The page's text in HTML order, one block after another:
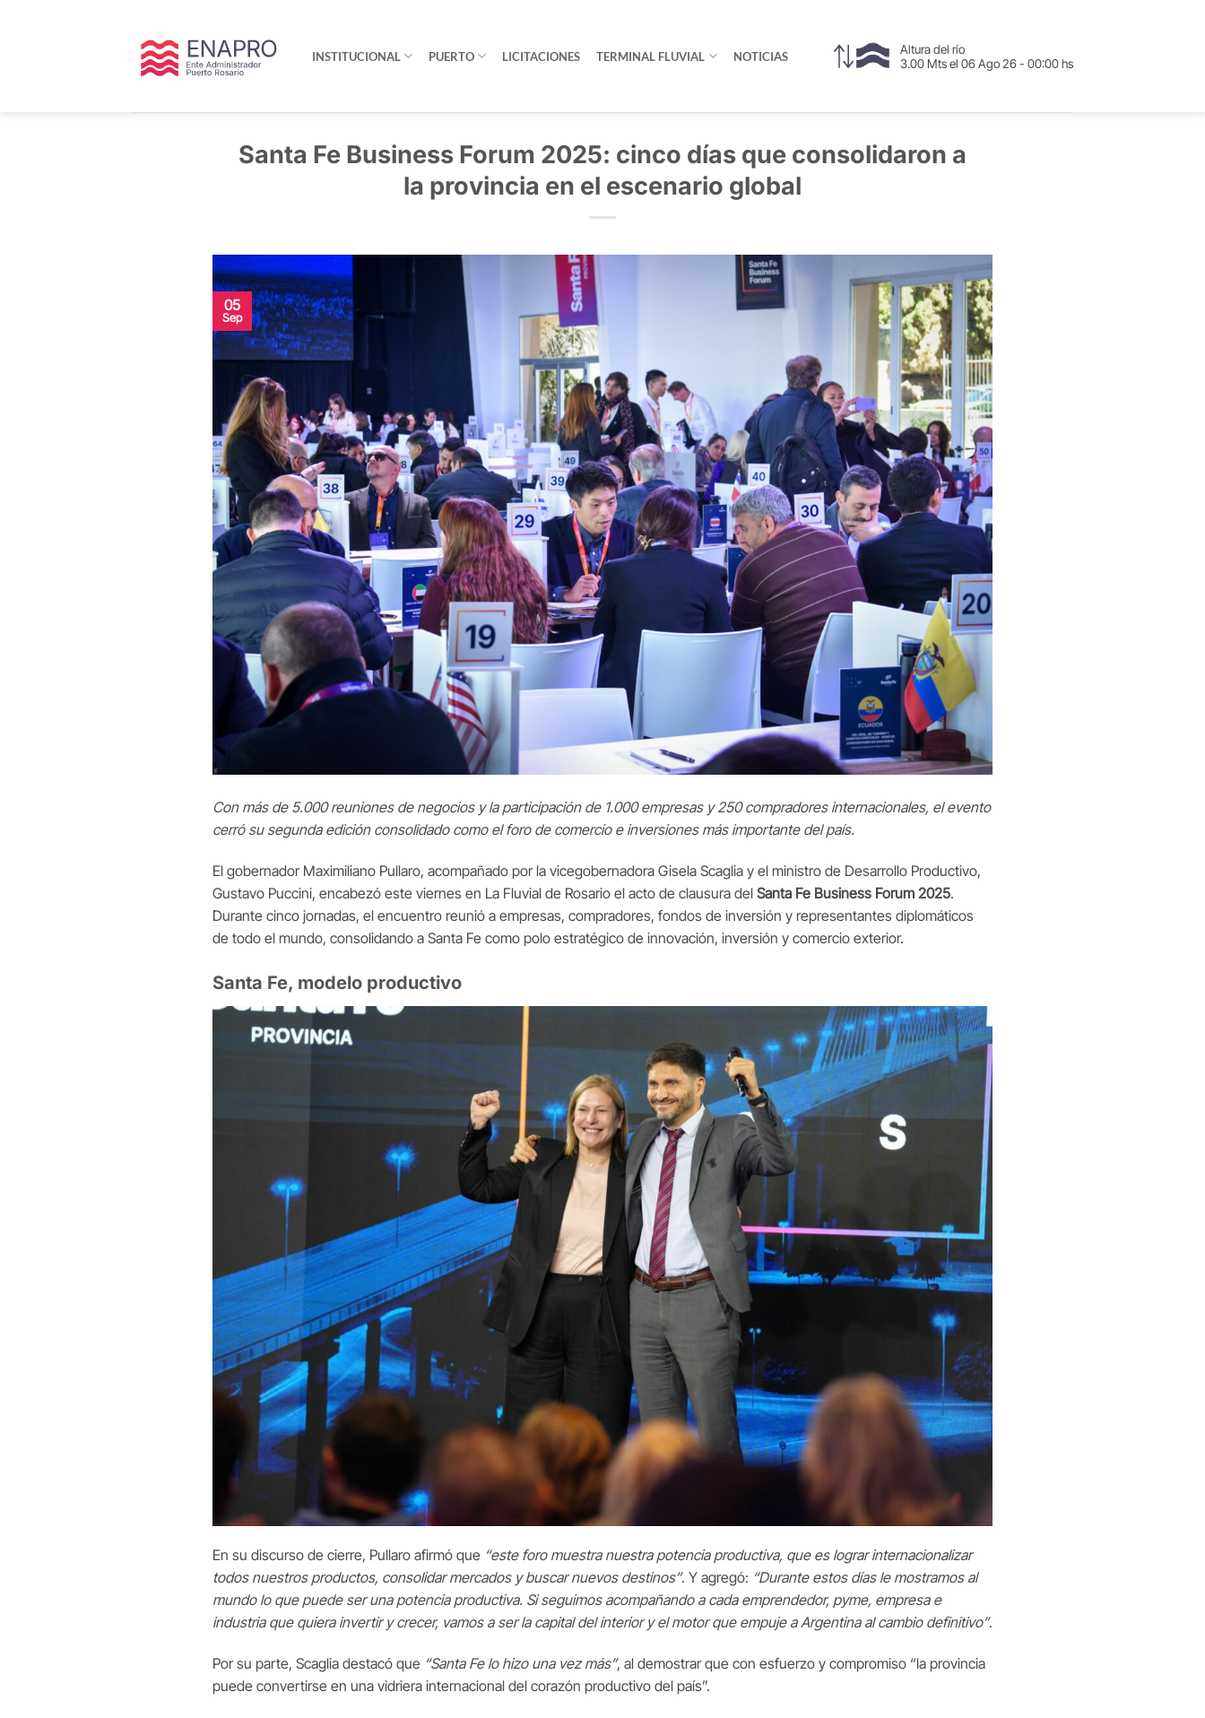
INSTITUCIONAL PUERTO LICITACIONES TERMINAL FLUVIAL NOTICIAS
Altura del río
3.00 Mts el 06 Ago 26 - 00:00 hs
Santa Fe Business Forum 2025: cinco días que consolidaron a
la provincia en el escenario global
05
Sep
Con más de 5.000 reuniones de negocios y la participación de 1.000 empresas y 250 compradores internacionales, el evento
cerró su segunda edición consolidado como el foro de comercio e inversiones más importante del país.
El gobernador Maximiliano Pullaro, acompañado por la vicegobernadora Gisela Scaglia y el ministro de Desarrollo Productivo,
Gustavo Puccini, encabezó este viernes en La Fluvial de Rosario el acto de clausura del Santa Fe Business Forum 2025.
Durante cinco jornadas, el encuentro reunió a empresas, compradores, fondos de inversión y representantes diplomáticos
de todo el mundo, consolidando a Santa Fe como polo estratégico de innovación, inversión y comercio exterior.
Santa Fe, modelo productivo
En su discurso de cierre, Pullaro afirmó que “este foro muestra nuestra potencia productiva, que es lograr internacionalizar
todos nuestros productos, consolidar mercados y buscar nuevos destinos”. Y agregó: “Durante estos días le mostramos al
mundo lo que puede ser una potencia productiva. Si seguimos acompañando a cada emprendedor, pyme, empresa e
industria que quiera invertir y crecer, vamos a ser la capital del interior y el motor que empuje a Argentina al cambio definitivo”.
Por su parte, Scaglia destacó que “Santa Fe lo hizo una vez más”, al demostrar que con esfuerzo y compromiso “la provincia
puede convertirse en una vidriera internacional del corazón productivo del país”.